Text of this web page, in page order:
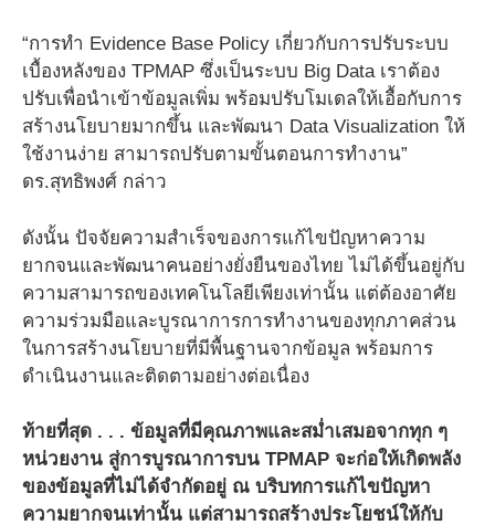
“การทำ Evidence Base Policy เกี่ยวกับการปรับระบบ
เบื้องหลังของ TPMAP ซึ่งเป็นระบบ Big Data เราต้อง
ปรับเพื่อนำเข้าข้อมูลเพิ่ม พร้อมปรับโมเดลให้เอื้อกับการ
สร้างนโยบายมากขึ้น และพัฒนา Data Visualization ให้
ใช้งานง่าย สามารถปรับตามขั้นตอนการทำงาน”
ดร.สุทธิพงศ์ กล่าว
ดังนั้น ปัจจัยความสำเร็จของการแก้ไขปัญหาความ
ยากจนและพัฒนาคนอย่างยั่งยืนของไทย ไม่ได้ขึ้นอยู่กับ
ความสามารถของเทคโนโลยีเพียงเท่านั้น แต่ต้องอาศัย
ความร่วมมือและบูรณาการการทำงานของทุกภาคส่วน
ในการสร้างนโยบายที่มีพื้นฐานจากข้อมูล พร้อมการ
ดำเนินงานและติดตามอย่างต่อเนื่อง
ท้ายที่สุด . . . ข้อมูลที่มีคุณภาพและสม่ำเสมอจากทุก ๆ
หน่วยงาน สู่การบูรณาการบน TPMAP จะก่อให้เกิดพลัง
ของข้อมูลที่ไม่ได้จำกัดอยู่ ณ บริบทการแก้ไขปัญหา
ความยากจนเท่านั้น แต่สามารถสร้างประโยชน์ให้กับ